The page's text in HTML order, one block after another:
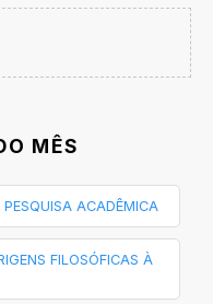
MÊS
ACADÊMICA
FILOSÓFICAS À